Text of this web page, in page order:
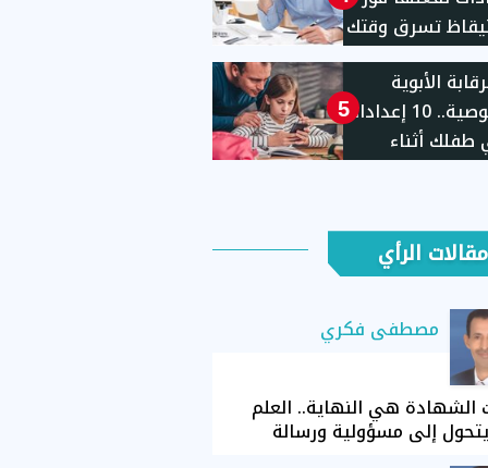
تسرق وقتك
نشاطك
5
الأبوية
للخصوصية.. 10 إعدادات
أثناء
الهاتف
مقالات الرأي
مصطفى فكري
هي النهاية.. العلم
إلى مسؤولية ورسالة